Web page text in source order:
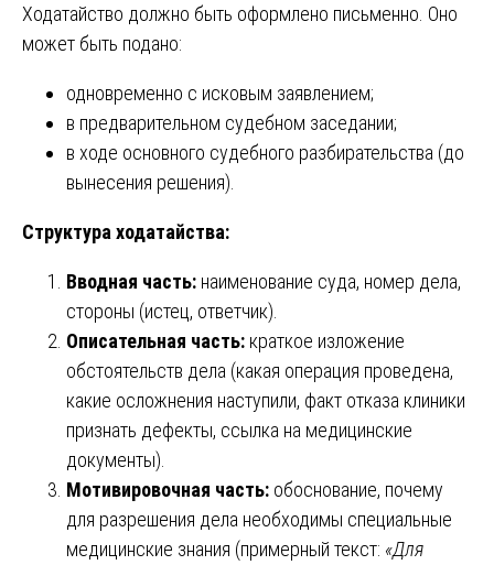
Ходатайство должно быть оформлено письменно. Оно
может быть подано:
одновременно с исковым заявлением;
в предварительном судебном заседании;
в ходе основного судебного разбирательства (до
вынесения решения).
Структура ходатайства:
Вводная часть: наименование суда, номер дела,
стороны (истец, ответчик).
Описательная часть: краткое изложение
обстоятельств дела (какая операция проведена,
какие осложнения наступили, факт отказа клиники
признать дефекты, ссылка на медицинские
документы).
Мотивировочная часть: обоснование, почему
для разрешения дела необходимы специальные
медицинские знания (примерный текст: «Для